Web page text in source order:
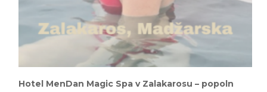
Hotel MenDan Magic Spa v Zalakarosu – popoln